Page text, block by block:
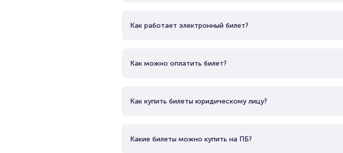
Как работает электронный билет?
Как можно оплатить билет?
Как купить билеты юридическому лицу?
Какие билеты можно купить на ПБ?